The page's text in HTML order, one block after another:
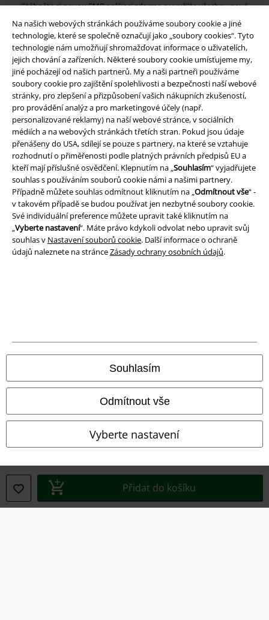
Na našich webových stránkách používáme soubory cookie a jiné
technologie, které se společně označují jako „soubory cookies“. Tyto
technologie nám umožňují shromažďovat informace o uživatelích,
jejich chování a zařízeních. Některé soubory cookie umísťujeme my,
jiné pocházejí od našich partnerů. My a naši partneři používáme
soubory cookie pro zajištění spolehlivosti a bezpečnosti naší webové
stránky, pro zlepšení a přizpůsobení vašich nákupních zkušeností,
pro provádění analýz a pro marketingové účely (např.
personalizované reklamy) na naší webové stránce, v sociálních
médiích a na webových stránkách třetích stran. Pokud jsou údaje
přenášeny do USA, sdílejí se pouze s partnery, na které se vztahuje
rozhodnutí o přiměřenosti podle platných právních předpisů EU a
kteří mají příslušné osvědčení. Klepnutím na „Souhlasím“ vyjadřujete
souhlas s používáním souborů cookie námi a našimi partnery.
Případně můžete souhlas odmítnout kliknutím na „Odmítnout vše“ -
v takovém případě se budou používat jen nezbytné soubory cookie.
Své individuální preference můžete upravit také kliknutím na
„Vyberte nastavení“. Máte právo kdykoli odvolat nebo upravit svůj
souhlas v Nastavení souborů cookie. Další informace o ochraně
údajů naleznete na stránceZásady ochrany osobních údajů.
Souhlasím
Odmítnout vše
Vyberte nastavení
Přidat do košíku
Stáhněte si novou EMP aplikaci zdarma a využijte všechny nové
funkce a výhody!
A Warner Music Group Company
Ochrana osobních údajů
Likvidace odpadu a ochrana životního prostředí
Informace o přístupnosti
Nastavení souborů cookie
Odstoupení od smlouvy
Všechny ceny jsou včetně DPH, bezpoštovného a balného